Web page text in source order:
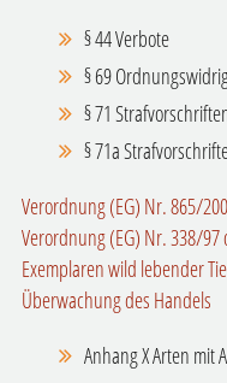
§ 44 Verbote
§ 69
§ 71
§ 71a
Verordnung (EG) Nr. 865/
Verordnung (EG) Nr. 338/97
Exemplaren wild lebender
Überwachung des Handels
Anhang X Arten mit